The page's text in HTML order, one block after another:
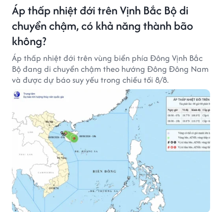
Áp thấp nhiệt đới trên Vịnh Bắc Bộ di
chuyển chậm, có khả năng thành bão
không?
Áp thấp nhiệt đới trên vùng biển phía Đông Vịnh Bắc
Bộ đang di chuyển chậm theo hướng Đông Đông Nam
và được dự báo suy yếu trong chiều tối 8/8.